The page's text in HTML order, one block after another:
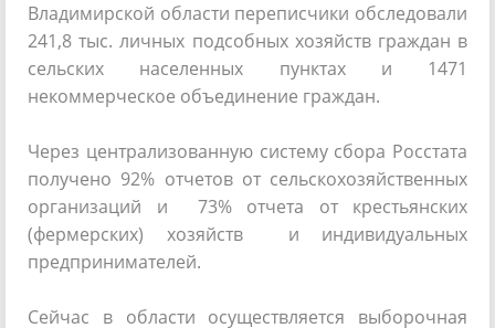
Владимирской области переписчики обследовали
241,8 тыс. личных подсобных хозяйств граждан в
сельских населенных пунктах и 1471
некоммерческое объединение граждан.
Через централизованную систему сбора Росстата
получено 92% отчетов от сельскохозяйственных
организаций и 73% отчета от крестьянских
(фермерских) хозяйств и индивидуальных
предпринимателей.
Сейчас в области осуществляется выборочная